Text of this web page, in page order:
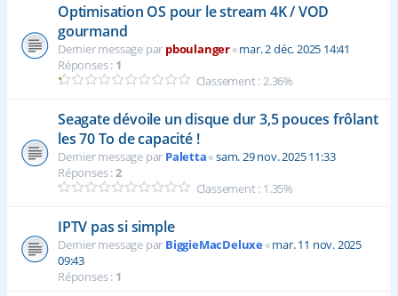
Optimisation OS pour le stream 4K / VOD
gourmand
Dernier message par pboulanger«mar. 2 déc. 2025 14:41
Réponses : 1
Classement : 2.36%
Seagate dévoile un disque dur 3,5 pouces frôlant
les 70 To de capacité !
Dernier message par Paletta«sam. 29 nov. 2025 11:33
Réponses :2
Classement : 1.35%
IPTV pas si simple
Dernier message par BiggieMacDeluxe«mar. 11 nov. 2025
09:43
Réponses : 1